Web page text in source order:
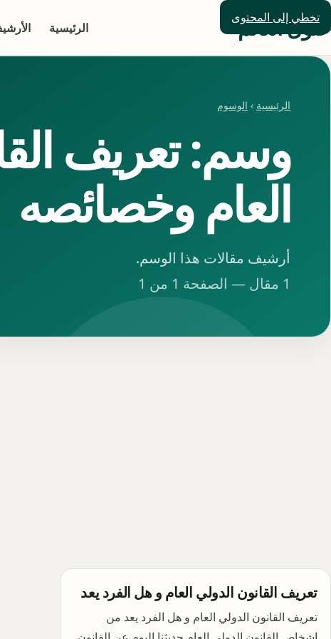
تخطي إلى المحتوى
حلول العالم الرئيسية
الرئيسية › الوسوم
وسم: تعريف
العام وخصائصه
أرشيف مقالات هذا الوسم.
1 مقال — الصفحة 1 من 1
تعريف القانون الدولي العام و هل الفرد يعد
تعريف القانون الدولي العام و هل الفرد يعد من